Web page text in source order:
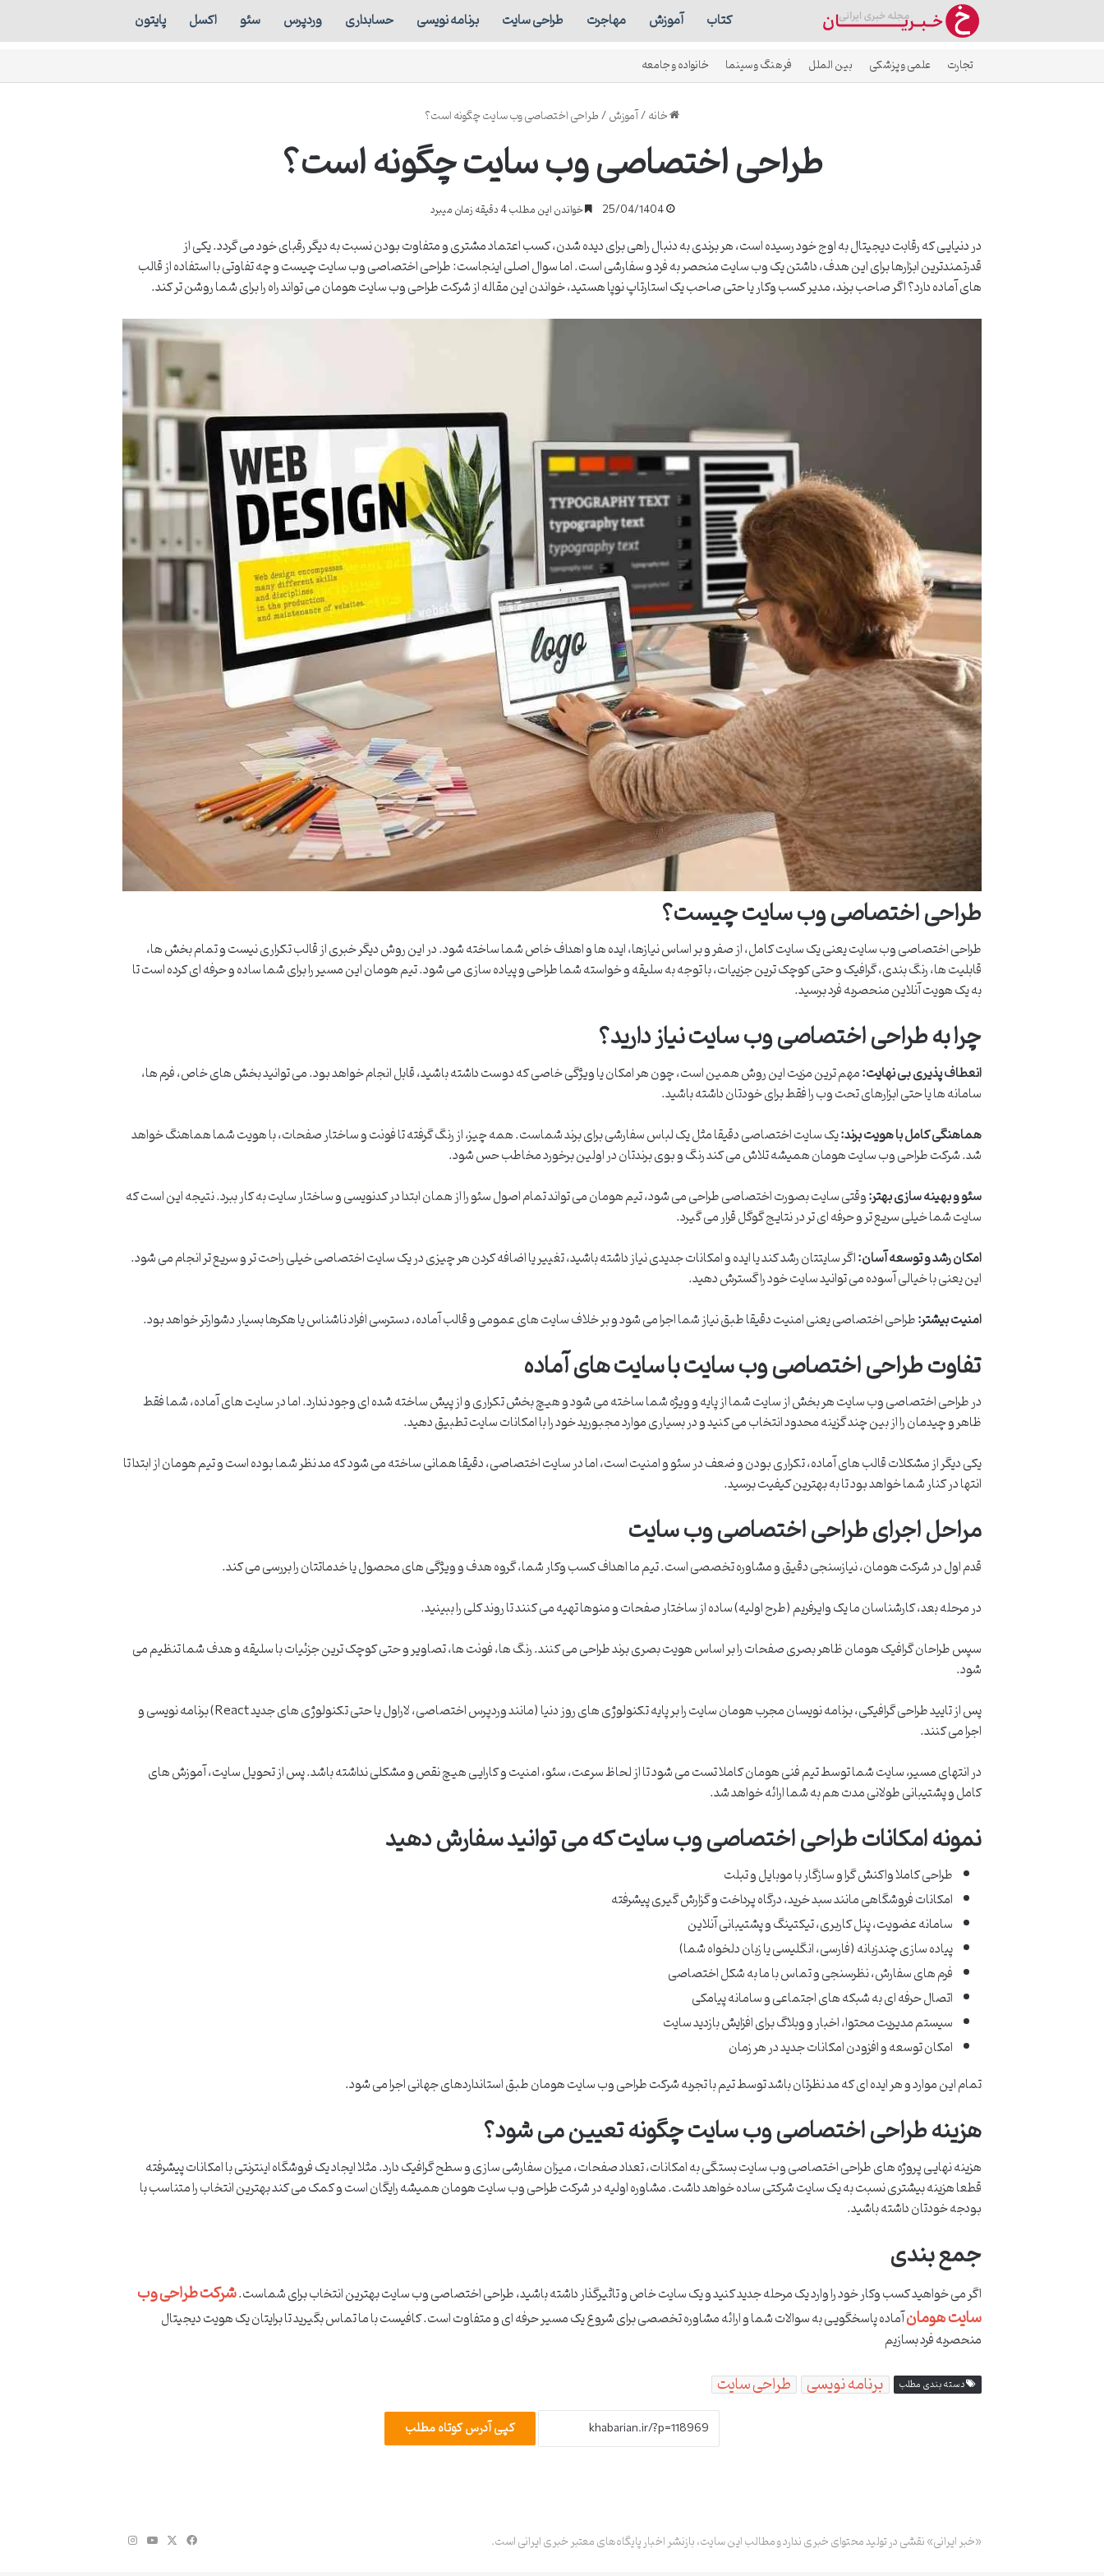
کتاب آموزش مهاجرت طراحی سایت برنامه نویسی حسابداری وردپرس سئو اکسل پایتون
تجارت علمی و پزشکی بین الملل فرهنگ و سینما خانواده و جامعه
خانه/آموزش/طراحی اختصاصی وب سایت چگونه است؟
طراحی اختصاصی وب سایت چگونه است؟
25/04/1404 خواندن این مطلب 4 دقیقه زمان میبرد
در دنیایی که رقابت دیجیتال به اوج خود رسیده است، هر برندی به دنبال راهی برای دیده شدن، کسب اعتماد مشتری و متفاوت بودن نسبت به دیگر رقبای خود می گردد. یکی از
قدرتمندترین ابزارها برای این هدف، داشتن یک وب سایت منحصر به فرد و سفارشی است. اما سوال اصلی اینجاست: طراحی اختصاصی وب سایت چیست و چه تفاوتی با استفاده از قالب
های آماده دارد؟ اگر صاحب برند، مدیر کسب وکار یا حتی صاحب یک استارتاپ نوپا هستید، خواندن این مقاله از شرکت طراحی وب سایت هومان می تواند راه را برای شما روشن تر کند.
طراحی اختصاصی وب سایت چیست؟
طراحی اختصاصی وب سایت یعنی یک سایت کامل، از صفر و بر اساس نیازها، ایده ها و اهداف خاص شما ساخته شود. در این روش دیگر خبری از قالب تکراری نیست و تمام بخش ها،
قابلیت ها، رنگ بندی، گرافیک و حتی کوچک ترین جزییات، با توجه به سلیقه و خواسته شما طراحی و پیاده سازی می شود. تیم هومان این مسیر را برای شما ساده و حرفه ای کرده است تا
به یک هویت آنلاین منحصربه فرد برسید.
چرا به طراحی اختصاصی وب سایت نیاز دارید؟
انعطاف پذیری بی نهایت:مهم ترین مزیت این روش همین است، چون هر امکان یا ویژگی خاصی که دوست داشته باشید، قابل انجام خواهد بود. می توانید بخش های خاص، فرم ها،
سامانه ها یا حتی ابزارهای تحت وب را فقط برای خودتان داشته باشید.
هماهنگی کامل با هویت برند:یک سایت اختصاصی دقیقا مثل یک لباس سفارشی برای برند شماست. همه چیز، از رنگ گرفته تا فونت و ساختار صفحات، با هویت شما هماهنگ خواهد
شد. شرکت طراحی وب سایت هومان همیشه تلاش می کند رنگ و بوی برندتان در اولین برخورد مخاطب حس شود.
سئو و بهینه سازی بهتر:وقتی سایت بصورت اختصاصی طراحی می شود، تیم هومان می تواند تمام اصول سئو را از همان ابتدا در کدنویسی و ساختار سایت به کار ببرد. نتیجه این است که
سایت شما خیلی سریع تر و حرفه ای تر در نتایج گوگل قرار می گیرد.
امکان رشد و توسعه آسان:اگر سایتتان رشد کند یا ایده و امکانات جدیدی نیاز داشته باشید، تغییر یا اضافه کردن هر چیزی در یک سایت اختصاصی خیلی راحت تر و سریع تر انجام می شود.
این یعنی با خیالی آسوده می توانید سایت خود را گسترش دهید.
امنیت بیشتر:طراحی اختصاصی یعنی امنیت دقیقا طبق نیاز شما اجرا می شود و بر خلاف سایت های عمومی و قالب آماده، دسترسی افراد ناشناس یا هکرها بسیار دشوارتر خواهد بود.
تفاوت طراحی اختصاصی وب سایت با سایت های آماده
در طراحی اختصاصی وب سایت هر بخش از سایت شما از پایه و ویژه شما ساخته می شود و هیچ بخش تکراری و از پیش ساخته شده ای وجود ندارد. اما در سایت های آماده، شما فقط
ظاهر و چیدمان را از بین چند گزینه محدود انتخاب می کنید و در بسیاری موارد مجبورید خود را با امکانات سایت تطبیق دهید.
یکی دیگر از مشکلات قالب های آماده، تکراری بودن و ضعف در سئو و امنیت است، اما در سایت اختصاصی، دقیقا همانی ساخته می شود که مد نظر شما بوده است و تیم هومان از ابتدا تا
انتها در کنار شما خواهد بود تا به بهترین کیفیت برسید.
مراحل اجرای طراحی اختصاصی وب سایت
قدم اول در شرکت هومان، نیازسنجی دقیق و مشاوره تخصصی است. تیم ما اهداف کسب وکار شما، گروه هدف و ویژگی های محصول یا خدماتتان را بررسی می کند.
در مرحله بعد، کارشناسان ما یک وایرفریم (طرح اولیه) ساده از ساختار صفحات و منوها تهیه می کنند تا روند کلی را ببینید.
سپس طراحان گرافیک هومان ظاهر بصری صفحات را بر اساس هویت بصری برند طراحی می کنند. رنگ ها، فونت ها، تصاویر و حتی کوچک ترین جزئیات با سلیقه و هدف شما تنظیم می
شود.
پس از تایید طراحی گرافیکی، برنامه نویسان مجرب هومان سایت را بر پایه تکنولوژی های روز دنیا (مانند وردپرس اختصاصی، لاراول یا حتی تکنولوژی های جدید React) برنامه نویسی و
اجرا می کنند.
در انتهای مسیر، سایت شما توسط تیم فنی هومان کاملا تست می شود تا از لحاظ سرعت، سئو، امنیت و کارایی هیچ نقص و مشکلی نداشته باشد. پس از تحویل سایت، آموزش های
کامل و پشتیبانی طولانی مدت هم به شما ارائه خواهد شد.
نمونه امکانات طراحی اختصاصی وب سایت که می توانید سفارش دهید
طراحی کاملا واکنش گرا و سازگار با موبایل و تبلت
امکانات فروشگاهی مانند سبد خرید، درگاه پرداخت و گزارش گیری پیشرفته
سامانه عضویت، پنل کاربری، تیکتینگ و پشتیبانی آنلاین
پیاده سازی چندزبانه (فارسی، انگلیسی یا زبان دلخواه شما)
فرم های سفارش، نظرسنجی و تماس با ما به شکل اختصاصی
اتصال حرفه ای به شبکه های اجتماعی و سامانه پیامکی
سیستم مدیریت محتوا، اخبار و وبلاگ برای افزایش بازدید سایت
امکان توسعه و افزودن امکانات جدید در هر زمان
تمام این موارد و هر ایده ای که مد نظرتان باشد توسط تیم با تجربه شرکت طراحی وب سایت هومان طبق استانداردهای جهانی اجرا می شود.
هزینه طراحی اختصاصی وب سایت چگونه تعیین می شود؟
هزینه نهایی پروژه های طراحی اختصاصی وب سایت بستگی به امکانات، تعداد صفحات، میزان سفارشی سازی و سطح گرافیک دارد. مثلا ایجاد یک فروشگاه اینترنتی با امکانات پیشرفته
قطعا هزینه بیشتری نسبت به یک سایت شرکتی ساده خواهد داشت. مشاوره اولیه در شرکت طراحی وب سایت هومان همیشه رایگان است و کمک می کند بهترین انتخاب را متناسب با
بودجه خودتان داشته باشید.
جمع بندی
اگر می خواهید کسب وکار خود را وارد یک مرحله جدید کنید و یک سایت خاص و تاثیرگذار داشته باشید، طراحی اختصاصی وب سایت بهترین انتخاب برای شماست.شرکت طراحی وب
سایت هومانآماده پاسخگویی به سوالات شما و ارائه مشاوره تخصصی برای شروع یک مسیر حرفه ای و متفاوت است. کافیست با ما تماس بگیرید تا برایتان یک هویت دیجیتال
منحصربه فرد بسازیم
دسته بندی مطلب برنامه نویسی طراحی سایت
کپی آدرس کوتاه مطلب
«خبر ایرانی» نقشی در تولید محتوای خبری ندارد و مطالب این سایت، بازنشر اخبار پایگاه‌های معتبر خبری ایرانی است.
فیس
یوتیوباینستاگرام